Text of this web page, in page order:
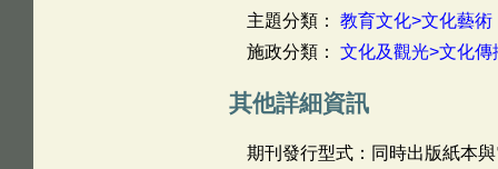
主題分類： 教育文化>文化藝術
施政分類： 文化及觀光>文化傳
其他詳細資訊
期刊發行型式：同時出版紙本